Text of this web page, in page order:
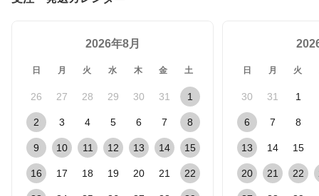
2026年8月
日 月 火 水 木 金 土
26 27 28 29 30 31 1
2 3 4 5 6 7 8
9 10 11 12 13 14 15
16 17 18 19 20 21 22
日 月 火
30 31 1
6 7 8
13 14 15
20 21 22